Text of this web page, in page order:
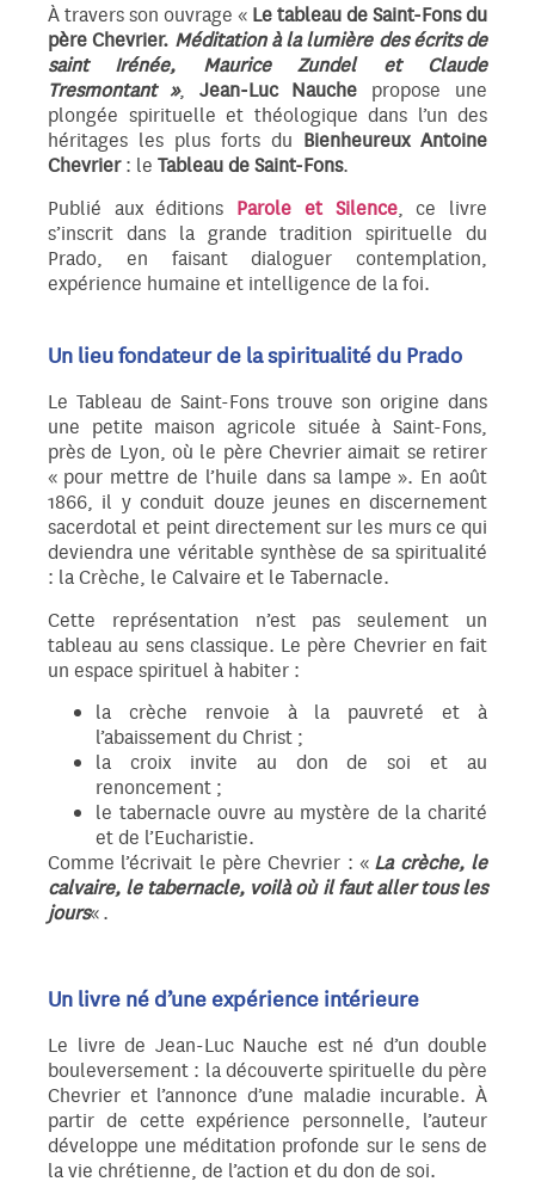
À travers son ouvrage « Le tableau de Saint-Fons du
père Chevrier. Méditation à la lumière des écrits de
saint Irénée, Maurice Zundel et Claude
Tresmontant », Jean‑Luc Nauche propose une
plongée spirituelle et théologique dans l’un des
héritages les plus forts du Bienheureux Antoine
Chevrier: le Tableau de Saint-Fons.
Publié aux éditions Parole et Silence, ce livre
s’inscrit dans la grande tradition spirituelle du
Prado, en faisant dialoguer contemplation,
expérience humaine et intelligence de la foi.
Un lieu fondateur de la spiritualité du Prado
Le Tableau de Saint-Fons trouve son origine dans
une petite maison agricole située à Saint-Fons,
près de Lyon, où le père Chevrier aimait se retirer
« pour mettre de l’huile dans sa lampe ». En août
1866, il y conduit douze jeunes en discernement
sacerdotal et peint directement sur les murs ce qui
deviendra une véritable synthèse de sa spiritualité
: la Crèche, le Calvaire et le Tabernacle.
Cette représentation n’est pas seulement un
tableau au sens classique. Le père Chevrier en fait
un espace spirituel à habiter :
la crèche renvoie à la pauvreté et à
l’abaissement du Christ ;
la croix invite au don de soi et au
renoncement ;
le tabernacle ouvre au mystère de la charité
et de l’Eucharistie.
Comme l’écrivait le père Chevrier : « La crèche, le
calvaire, le tabernacle, voilà où il faut aller tous les
jours« .
Un livre né d’une expérience intérieure
Le livre de Jean-Luc Nauche est né d’un double
bouleversement : la découverte spirituelle du père
Chevrier et l’annonce d’une maladie incurable. À
partir de cette expérience personnelle, l’auteur
développe une méditation profonde sur le sens de
la vie chrétienne, de l’action et du don de soi.